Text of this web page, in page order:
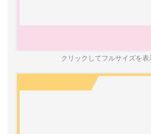
クリックしてフルサイズを表